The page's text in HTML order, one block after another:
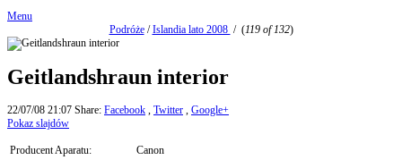
Menu
Podróże/Islandia lato 2008 / (119 of 132)
Geitlandshraun interior
22/07/08 21:07 Share: Facebook , Twitter , Google+
Pokaz slajdów
Producent Aparatu:
Canon